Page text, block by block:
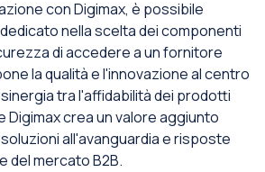
con Digimax, è possibile
nella scelta dei componenti
di accedere a un fornitore
la qualità e l'innovazione al centro
tra l'affidabilità dei prodotti
Digimax crea un valore aggiunto
all'avanguardia e risposte
del mercato B2B.